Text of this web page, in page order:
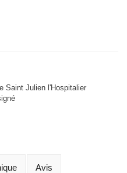
Saint Julien l'Hospitalier
Avis